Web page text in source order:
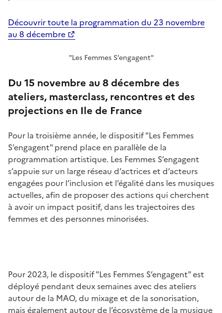
Découvrir toute la programmation du 23 novembre
au 8 décembre
"Les Femmes S’engagent"
Du 15 novembre au 8 décembre des
ateliers, masterclass, rencontres et des
projections en Ile de France
Pour la troisième année, le dispositif "Les Femmes
S’engagent" prend place en parallèle de la
programmation artistique. Les Femmes S’engagent
s’appuie sur un large réseau d’actrices et d’acteurs
engagées pour l’inclusion et l’égalité dans les musiques
actuelles, afin de proposer des actions qui cherchent
à avoir un impact positif, dans les trajectoires des
femmes et des personnes minorisées.
Pour 2023, le dispositif "Les Femmes S’engagent" est
déployé pendant deux semaines avec des ateliers
autour de la MAO, du mixage et de la sonorisation,
mais également autour de l’écosystème de la musique